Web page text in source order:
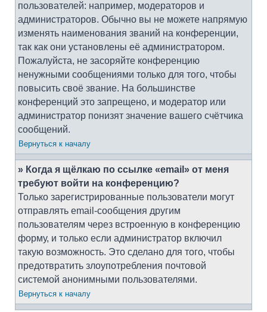
пользователей: например, модераторов и
администраторов. Обычно вы не можете напрямую
изменять наименования званий на конференции,
так как они установлены её администратором.
Пожалуйста, не засоряйте конференцию
ненужными сообщениями только для того, чтобы
повысить своё звание. На большинстве
конференций это запрещено, и модератор или
администратор понизят значение вашего счётчика
сообщений.
Вернуться к началу
» Когда я щёлкаю по ссылке «email» от меня
требуют войти на конференцию?
Только зарегистрированные пользователи могут
отправлять email-сообщения другим
пользователям через встроенную в конференцию
форму, и только если администратор включил
такую возможность. Это сделано для того, чтобы
предотвратить злоупотребления почтовой
системой анонимными пользователями.
Вернуться к началу